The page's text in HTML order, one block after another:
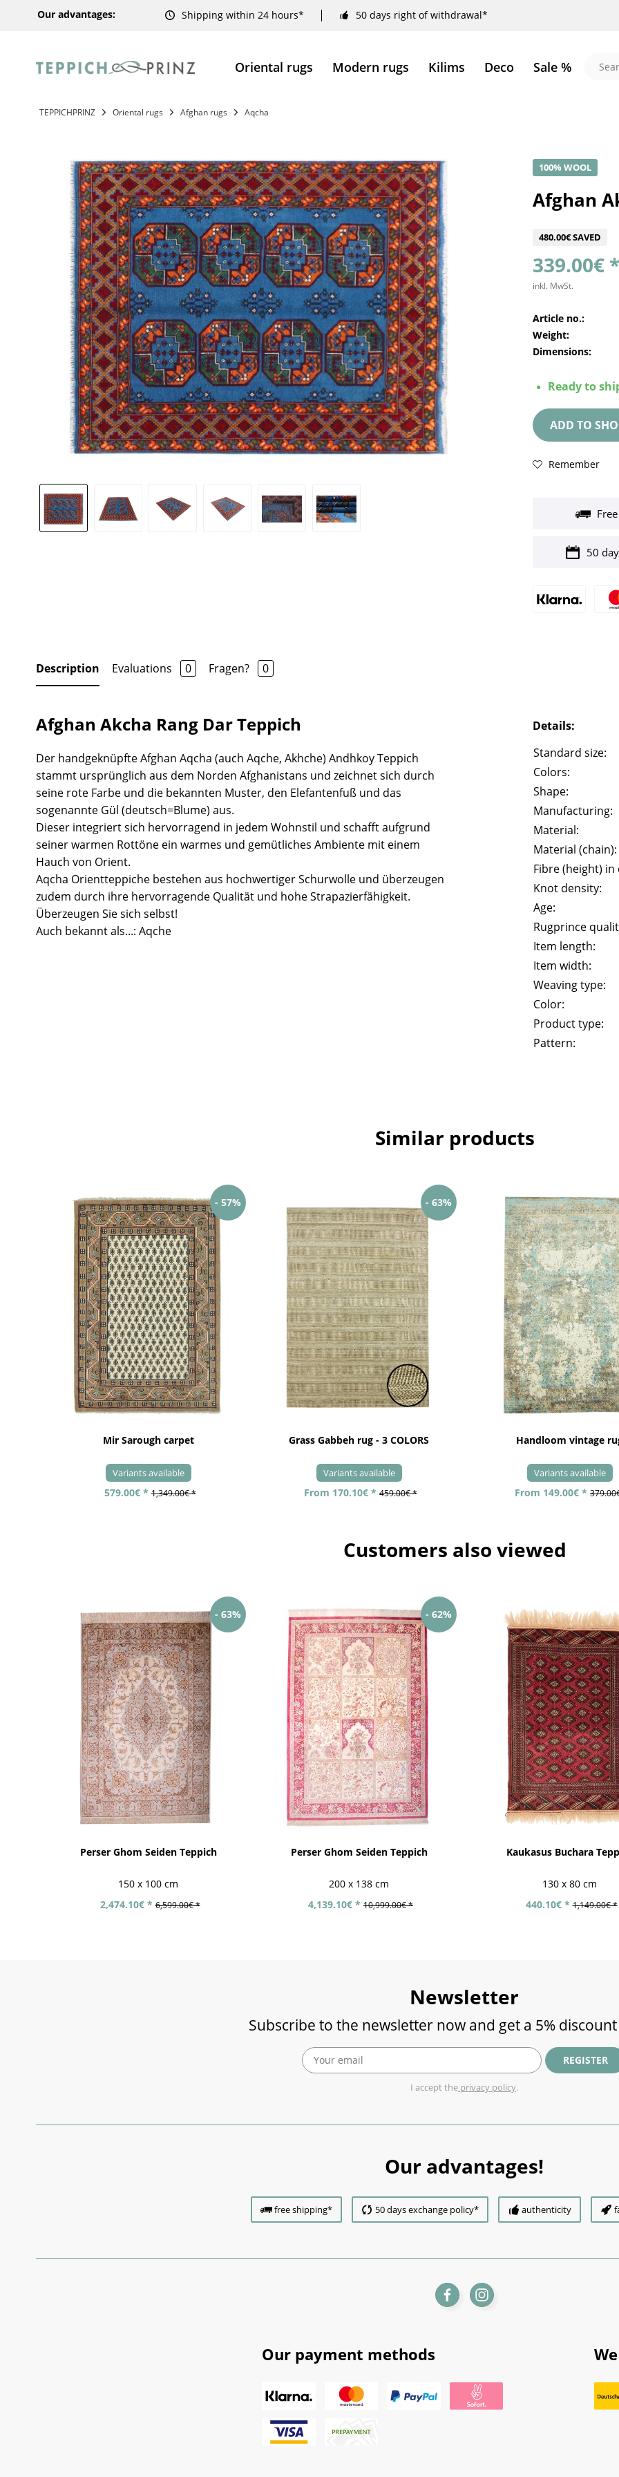
Our advantages: Shipping within 24 hours* 50 days right of withdrawal*
Oriental rugs Modern rugs Kilims Deco Sale %
TEPPICHPRINZ Oriental rugs Afghan rugs Aqcha
100% WOOL
Afghan
480.00€ SAVED
339.00€ *
inkl. MwSt.
Article no.:
Weight:
Dimensions:
Ready to
ADD TO
Remember
50
Description Evaluations 0 Fragen? 0
Afghan Akcha Rang Dar Teppich
Der handgeknüpfte Afghan Aqcha (auch Aqche, Akhche) Andhkoy Teppich
stammt ursprünglich aus dem Norden Afghanistans und zeichnet sich durch
seine rote Farbe und die bekannten Muster, den Elefantenfuß und das
sogenannte Gül (deutsch=Blume) aus.
Dieser integriert sich hervorragend in jedem Wohnstil und schafft aufgrund
seiner warmen Rottöne ein warmes und gemütliches Ambiente mit einem
Hauch von Orient.
Aqcha Orientteppiche bestehen aus hochwertiger Schurwolle und überzeugen
zudem durch ihre hervorragende Qualität und hohe Strapazierfähigkeit.
Überzeugen Sie sich selbst!
Auch bekannt als...: Aqche
Details:
Standard size:
Colors:
Shape:
Manufacturing:
Material:
Material (chain):
Fibre (height) in
Knot density:
Age:
Rugprince
Item length:
Item width:
Weaving type:
Color:
Product type:
Pattern:
Similar products
- 57%
Mir Sarough carpet
Variants available
579.00€ * 1,349.00€ *
- 63%
Grass Gabbeh rug - 3 COLORS
Variants available
From 170.10€ * 459.00€ *
Handloom vintage
Variants available
From 149.00€ *
Customers also viewed
- 63%
Perser Ghom Seiden Teppich
150 x 100 cm
2,474.10€ * 6,599.00€ *
- 62%
Perser Ghom Seiden Teppich
200 x 138 cm
4,139.10€ * 10,999.00€ *
Kaukasus Buchara
130 x 80 cm
440.10€ * 1,149.00€ *
Newsletter
Subscribe to the newsletter now and get a 5%
REGISTER
I accept the privacy policy.
Our advantages!
free shipping* 50 days exchange policy* authenticity
Our payment methods